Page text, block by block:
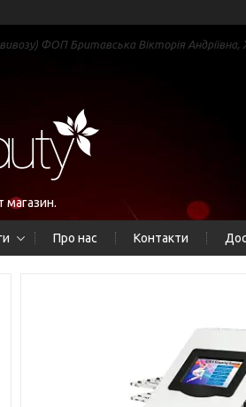
ФОП Бритавська Вікторія Андріївна,
магазин.
Про нас Контакти